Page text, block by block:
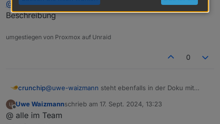
ist voll:
Gibt es eigentlich eine Übersicht aller
@ uwe-waizmannsteht ebenfalls in der Doku mit
Beschreibung
umgestiegen von Proxmox auf Unraid
0
crunchip@uwe-waizmann steht ebenfalls in der Doku mit
Offline
Uwe Waizmannschrieb am 17. Sept. 2024, 13:23
zuletzt editiert von
@ alle im Team